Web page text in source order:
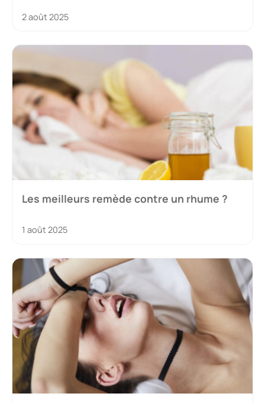
2 août 2025
Les meilleurs remède contre un rhume ?
1 août 2025